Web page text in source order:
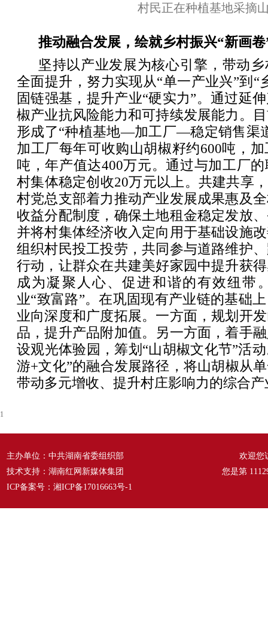
村民正在种植基地采摘
推动融合发展，绘就乡村振兴“新画卷
坚持以产业发展为核心引擎，带动
全面提升，努力实现从“单一产业兴”到“
固链强基，提升产业“硬实力”。通过延
椒产业抗风险能力和可持续发展能力。
形成了“种植基地—加工厂—稳定销售渠
加工厂每年可收购山胡椒籽约600吨，
吨，年产值达400万元。通过与加工厂
村集体稳定创收20万元以上。共建共享
村党总支部着力推动产业发展成果惠及
收益分配制度，确保土地租金稳定发放
并将村集体经济收入定向用于基础设施
组织村民投工投劳，共同参与道路维护
行动，让群众在共建美好家园中提升获
成为凝聚人心、促进和谐的有效纽带
业“致富路”。在巩固现有产业链的基础
业向深度和广度拓展。一方面，规划开
品，提升产品附加值。另一方面，着手
设观光体验园，筹划“山胡椒文化节”活
游+文化”的融合发展路径，将山胡椒从
带动多元增收、提升村庄影响力的综合
1
主办单位：中共湖南省委组织部
技术支持：湖南红网新媒体集团
ICP备案号： 湘ICP备17016663号-1
欢迎您
您是第